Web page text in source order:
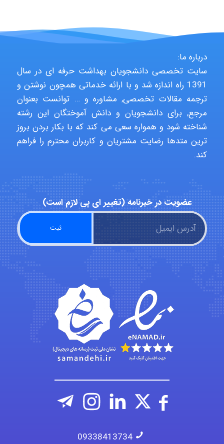
fahimeh sheibani
HaddadiMahsa
Niloofar
malekf
abolfazlkoshehe
abolfazlkoshehe
A.balandeh
درباره ما:
سایت تخصصی دانشجویان بهداشت حرفه ای در سال
1391 راه اندازه شد و با ارائه خدماتی همچون نوشتن و
ترجمه مقالات تخصصی, مشاوره و … توانست بعنوان
مرجع, برای دانشجویان و دانش آموختگان این رشته
شناخته شود و همواره سعی می کند که با بکار بردن بروز
ترین متدها رضایت مشتریان و کاربران محترم را فراهم
کند.
عضویت در خبرنامه (تغییر ای پی لازم است)
09338413734